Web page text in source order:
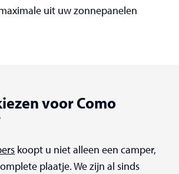
uit uw zonnepanelen
voor Como
koopt u niet alleen een camper,
plaatje. We zijn al sinds